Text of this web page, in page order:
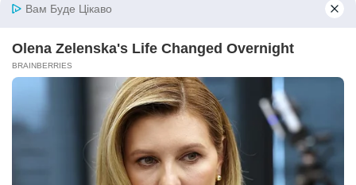
Шоу вышло на экраны, а спустя пару недель
люди. Ее личные сообщения были завалены
предложениями о встрече от мужчин, а
женщины находили в ней себя и писали ей
свои истории.
— Лен, тут продюсер хочет с тобой
поболтать, ты зайди к нему… — сказал